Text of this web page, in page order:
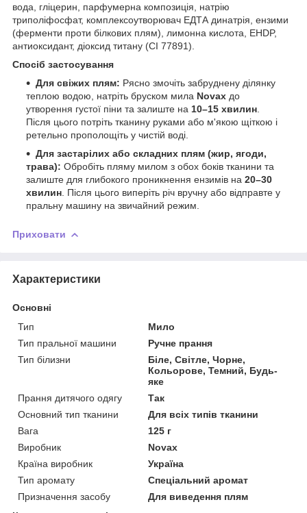
вода, гліцерин, парфумерна композиція, натрію
триполіфосфат, комплексоутворювач ЕДТА динатрія, ензими
(ферменти проти білкових плям), лимонна кислота, EHDP,
антиоксидант, діоксид титану (CI 77891).
Спосіб застосування
Для свіжих плям: Рясно змочіть забруднену ділянку
теплою водою, натріть бруском мила Novax до
утворення густої піни та залиште на 10–15 хвилин
Після цього потріть тканину руками або м'якою щіткою і
ретельно прополощіть у чистій воді.
Для застарілих або складних плям (жир, ягоди,
трава): Обробіть пляму милом з обох боків тканини та
залиште для глибокого проникнення ензимів на 20–30
хвилин . Після цього виперіть річ вручну або відправте у
пральну машину на звичайний режим.
Приховати
Характеристики
Основні
Тип
Мило
Тип пральної машини
Ручне прання
Тип білизни
Біле, Світле, Чорне,
Кольорове, Темний, Будь-
яке
Прання дитячого одягу
Так
Основний тип тканини
Для всіх типів тканини
Вага
125 г
Виробник
Novax
Країна виробник
Україна
Тип аромату
Спеціальний аромат
Призначення засобу
Для виведення плям